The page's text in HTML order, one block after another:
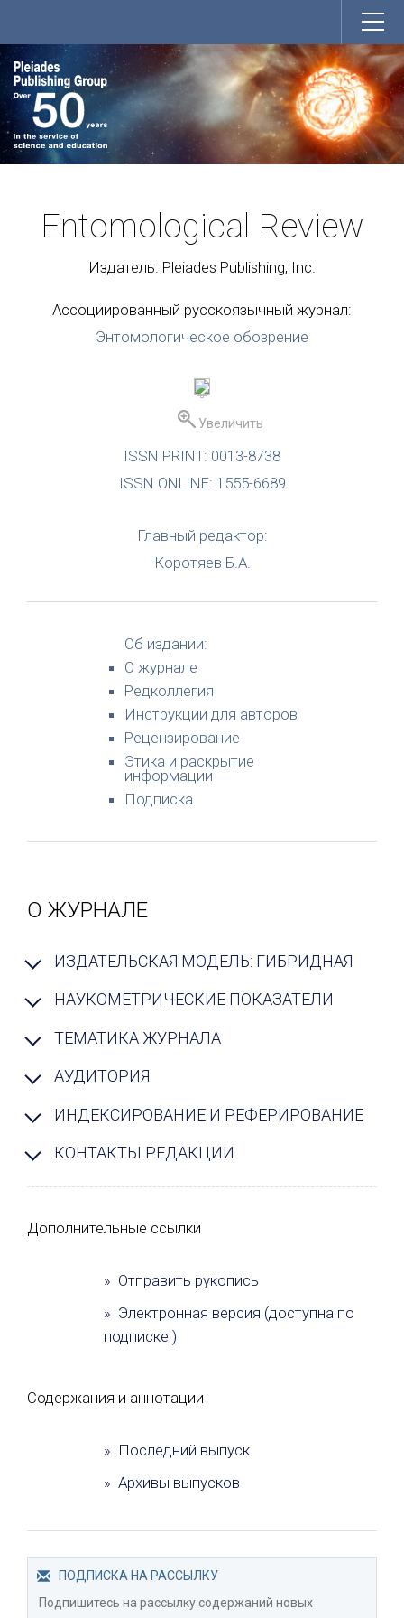
Entomological Review
Издатель: Pleiades Publishing, Inc.
Ассоциированный русскоязычный журнал:
Энтомологическое обозрение
Увеличить
ISSN PRINT: 0013-8738
ISSN ONLINE: 1555-6689
Главный редактор:
Коротяев Б.А.
Об издании:
О журнале
Редколлегия
Инструкции для авторов
Рецензирование
Этика и раскрытие
информации
Подписка
О ЖУРНАЛЕ
ИЗДАТЕЛЬСКАЯ МОДЕЛЬ: ГИБРИДНАЯ
НАУКОМЕТРИЧЕСКИЕ ПОКАЗАТЕЛИ
ТЕМАТИКА ЖУРНАЛА
АУДИТОРИЯ
ИНДЕКСИРОВАНИЕ И РЕФЕРИРОВАНИЕ
КОНТАКТЫ РЕДАКЦИИ
Дополнительные ссылки
» Отправить рукопись
» Электронная версия (доступна по
подписке )
Содержания и аннотации
» Последний выпуск
» Архивы выпусков
ПОДПИСКА НА РАССЫЛКУ
Подпишитесь на рассылку содержаний новых